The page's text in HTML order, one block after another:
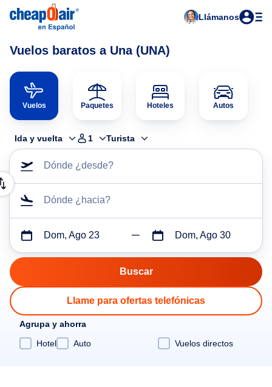
Llámanos
Vuelos baratos a Una (UNA)
Vuelos Paquetes Hoteles Autos
Ida y vuelta 1 Turista
Dónde ¿desde?
Dónde ¿hacia?
Dom, Ago 23 Dom, Ago 30
Llame para ofertas telefónicas
Agrupa y ahorra
Hotel
Auto Vuelos directos